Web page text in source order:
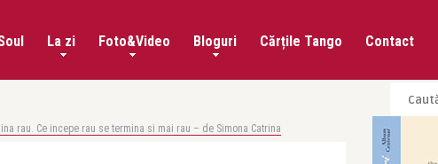
La zi Foto&Video Bloguri Cărțile Tango Contact
rau. Ce incepe rau se termina si mai rau – de Simona Catrina